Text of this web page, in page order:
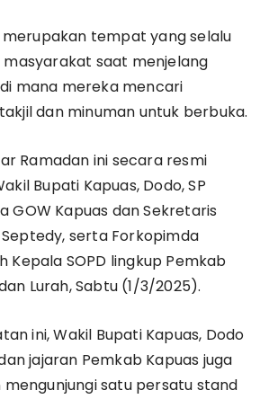
merupakan tempat yang selalu
masyarakat saat menjelang
mana mereka mencari
dan minuman untuk berbuka.
Ramadan ini secara resmi
Bupati Kapuas, Dodo, SP
GOW Kapuas dan Sekretaris
serta Forkopimda
Kepala SOPD lingkup Pemkab
Lurah, Sabtu (1/3/2025).
ini, Wakil Bupati Kapuas, Dodo
jajaran Pemkab Kapuas juga
satu persatu stand